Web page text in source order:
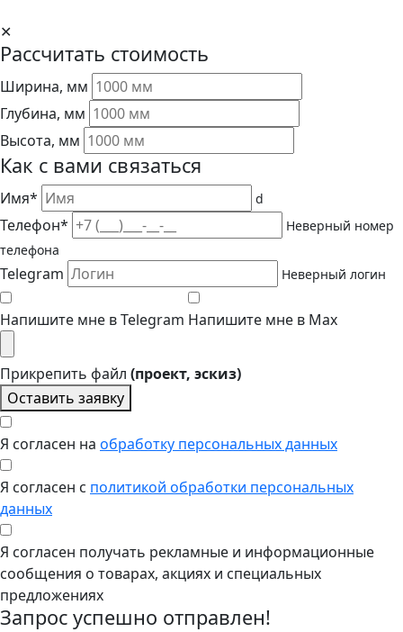
✕
Рассчитать стоимость
Ширина, мм
Глубина, мм
Высота, мм
Как с вами связаться
Имя* d
Телефон*
Неверный номер
телефона
Telegram Неверный логин
Напишите мне в Telegram Напишите мне в Max
Прикрепить файл (проект, эскиз)
Оставить заявку
Я согласен на обработку персональных данных
Я согласен с политикой обработки персональных
данных
Я согласен получать рекламные и информационные
сообщения о товарах, акциях и специальных
предложениях
Запрос успешно отправлен!